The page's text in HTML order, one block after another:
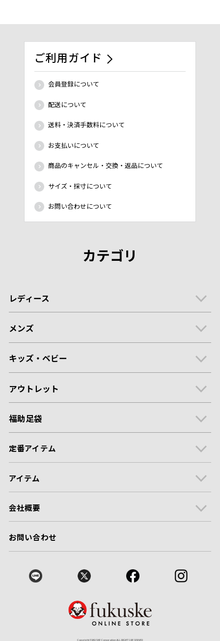
ご利用ガイド
会員登録について
配送について
送料・決済手数料について
お支払いについて
商品のキャンセル・交換・返品について
サイズ・採寸について
お問い合わせについて
カテゴリ
レディース
メンズ
キッズ・ベビー
アウトレット
福助足袋
定番アイテム
アイテム
会社概要
お問い合わせ
Copyright FUKUSKE Corporation ALL RIGHTS RESERVED